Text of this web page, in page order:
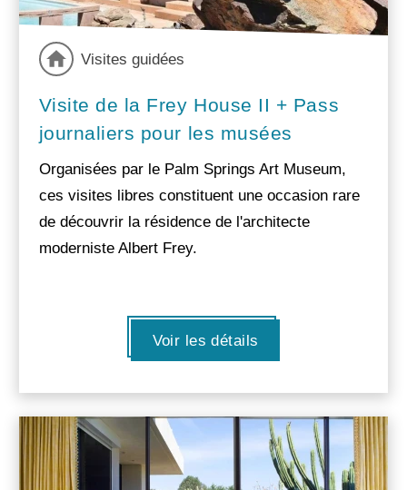
Visites guidées
Visite de la Frey House II + Pass
journaliers pour les musées
Organisées par le Palm Springs Art Museum,
ces visites libres constituent une occasion rare
de découvrir la résidence de l'architecte
moderniste Albert Frey.
Voir les détails